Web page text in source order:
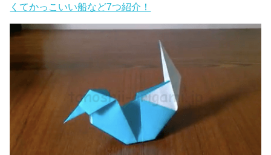
くてかっこいい船など7つ紹介！